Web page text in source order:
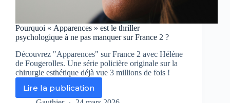
Pourquoi « Apparences » est le thriller
psychologique à ne pas manquer sur France 2 ?
Découvrez "Apparences" sur France 2 avec Hélène
de Fougerolles. Une série policière originale sur la
chirurgie esthétique déjà vue 3 millions de fois !
Lire la publication
Pourquoi